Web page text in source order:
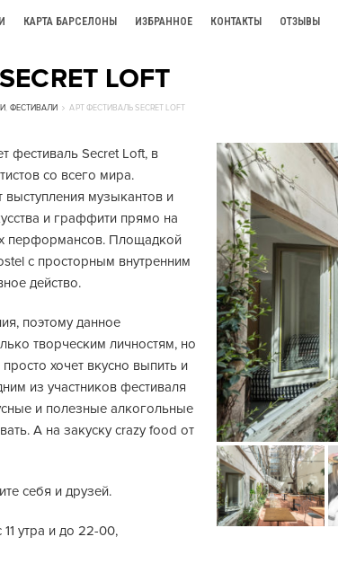
КАРТА БАРСЕЛОНЫ ИЗБРАННОЕ КОНТАКТЫ ОТЗЫВЫ
LOFT
, ФЕСТИВАЛИ АРТ ФЕСТИВАЛЬ SECRET LOFT
фестиваль Secret Loft, в
со всего мира.
музыкантов и
и граффити прямо на
перформансов. Площадкой
с просторным внутренним
действо.
поэтому данное
творческим личностям, но
хочет вкусно выпить и
из участников фестиваля
и полезные алкогольные
А на закуску crazy food от
себя и друзей.
утра и до 22-00,